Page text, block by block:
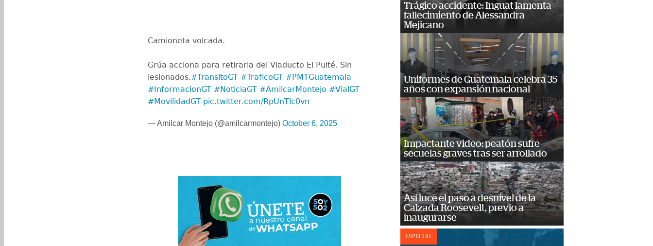
Camioneta volcada.
Grúa acciona para retirarla del Viaducto El Pulté. Sin
lesionados.#TransitoGT #TraficoGT #PMTGuatemala
#InformacionGT #NoticiaGT #AmilcarMontejo #VialGT
#MovilidadGT pic.twitter.com/RpUnTlc0vn
— Amilcar Montejo (@amilcarmontejo) October 6, 2025
Trágico accidente: Inguat lamenta
fallecimiento de Alessandra
Mejicano
Uniformes de Guatemala celebra 35
años con expansión nacional
Impactante video: peatón sufre
secuelas graves tras ser arrollado
Así luce el paso a desnivel de la
Calzada Roosevelt, previo a
inaugurarse
ESPECIAL